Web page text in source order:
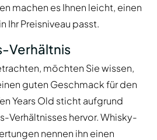
machen es Ihnen leicht, einen
Ihr Preisniveau passt.
Verhältnis
möchten Sie wissen,
guten Geschmack für den
Years Old sticht aufgrund
Verhältnisses hervor. Whisky-
nennen ihn einen